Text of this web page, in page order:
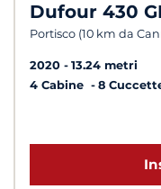
Dufour 430
Portisco (10 km da
2020
13.24 metri
4 Cabine
8